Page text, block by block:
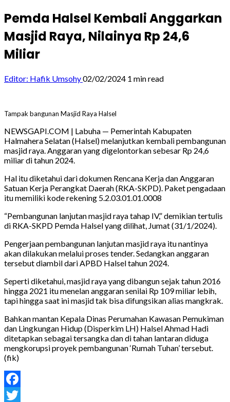
Pemda Halsel Kembali Anggarkan
Masjid Raya, Nilainya Rp 24,6
Miliar
Editor: Hafik Umsohy02/02/2024 1 min read
Tampak bangunan Masjid Raya Halsel
NEWSGAPI.COM | Labuha — Pemerintah Kabupaten
Halmahera Selatan (Halsel) melanjutkan kembali pembangunan
masjid raya. Anggaran yang digelontorkan sebesar Rp 24,6
miliar di tahun 2024.
Hal itu diketahui dari dokumen Rencana Kerja dan Anggaran
Satuan Kerja Perangkat Daerah (RKA-SKPD). Paket pengadaan
itu memiliki kode rekening 5.2.03.01.01.0008
“Pembangunan lanjutan masjid raya tahap IV,” demikian tertulis
di RKA-SKPD Pemda Halsel yang dilihat, Jumat (31/1/2024).
Pengerjaan pembangunan lanjutan masjid raya itu nantinya
akan dilakukan melalui proses tender. Sedangkan anggaran
tersebut diambil dari APBD Halsel tahun 2024.
Seperti diketahui, masjid raya yang dibangun sejak tahun 2016
hingga 2021 itu menelan anggaran senilai Rp 109 miliar lebih,
tapi hingga saat ini masjid tak bisa difungsikan alias mangkrak.
Bahkan mantan Kepala Dinas Perumahan Kawasan Pemukiman
dan Lingkungan Hidup (Disperkim LH) Halsel Ahmad Hadi
ditetapkan sebagai tersangka dan di tahan lantaran diduga
mengkorupsi proyek pembangunan ‘Rumah Tuhan’ tersebut.
(fik)
Facebook